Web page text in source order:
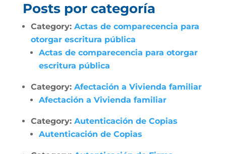
Posts por categoría
Category: Actas de comparecencia para
otorgar escritura pública
Actas de comparecencia para otorgar
escritura pública
Category: Afectación a Vivienda familiar
Afectación a Vivienda familiar
Category: Autenticación de Copias
Autenticación de Copias